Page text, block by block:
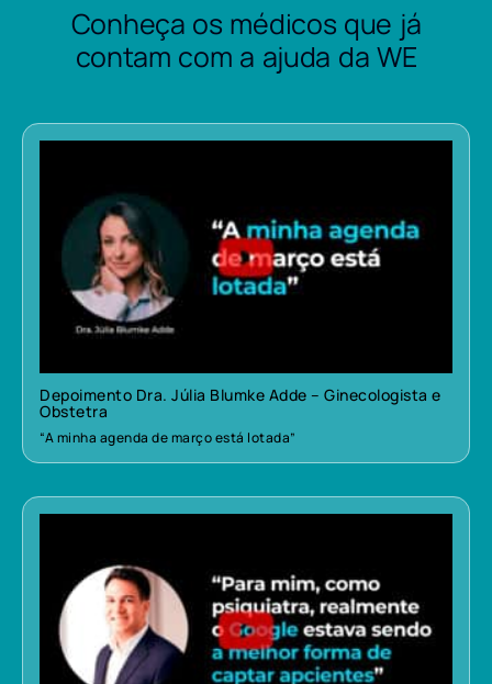
Conheça os médicos que já
contam com a ajuda da WE
Depoimento Dra. Júlia Blumke Adde – Ginecologista e
Obstetra
“A minha agenda de março está lotada”